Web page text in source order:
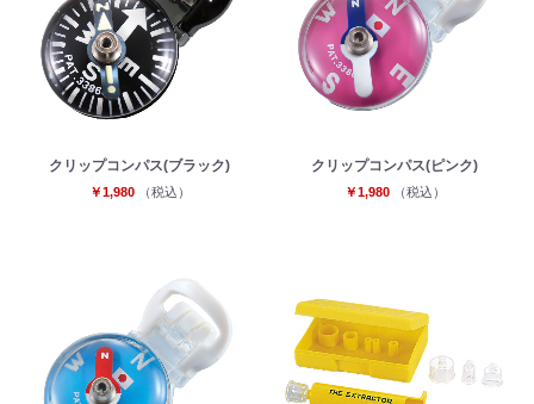
クリップコンパス(ブラック)
￥1,980 （税込）
クリップコンパス(ピンク)
￥1,980 （税込）